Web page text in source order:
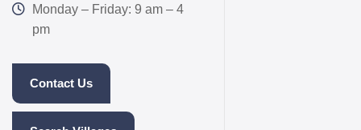
Monday – Friday: 9 am – 4
pm
Contact Us